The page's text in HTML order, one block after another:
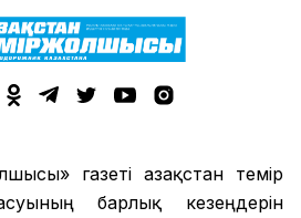
газеті Қазақстан темір
барлық кезеңдерін